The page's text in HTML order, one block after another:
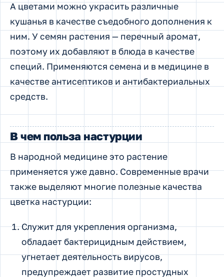
А цветами можно украсить различные
кушанья в качестве съедобного дополнения к
ним. У семян растения — перечный аромат,
поэтому их добавляют в блюда в качестве
специй. Применяются семена и в медицине в
качестве антисептиков и антибактериальных
средств.
В чем польза настурции
В народной медицине это растение
применяется уже давно. Современные врачи
также выделяют многие полезные качества
цветка настурции:
Служит для укрепления организма,
обладает бактерицидным действием,
угнетает деятельность вирусов,
предупреждает развитие простудных